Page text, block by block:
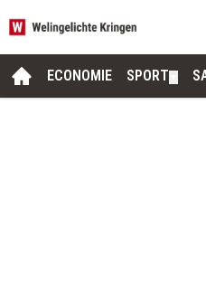
ECONOMIE SPORT